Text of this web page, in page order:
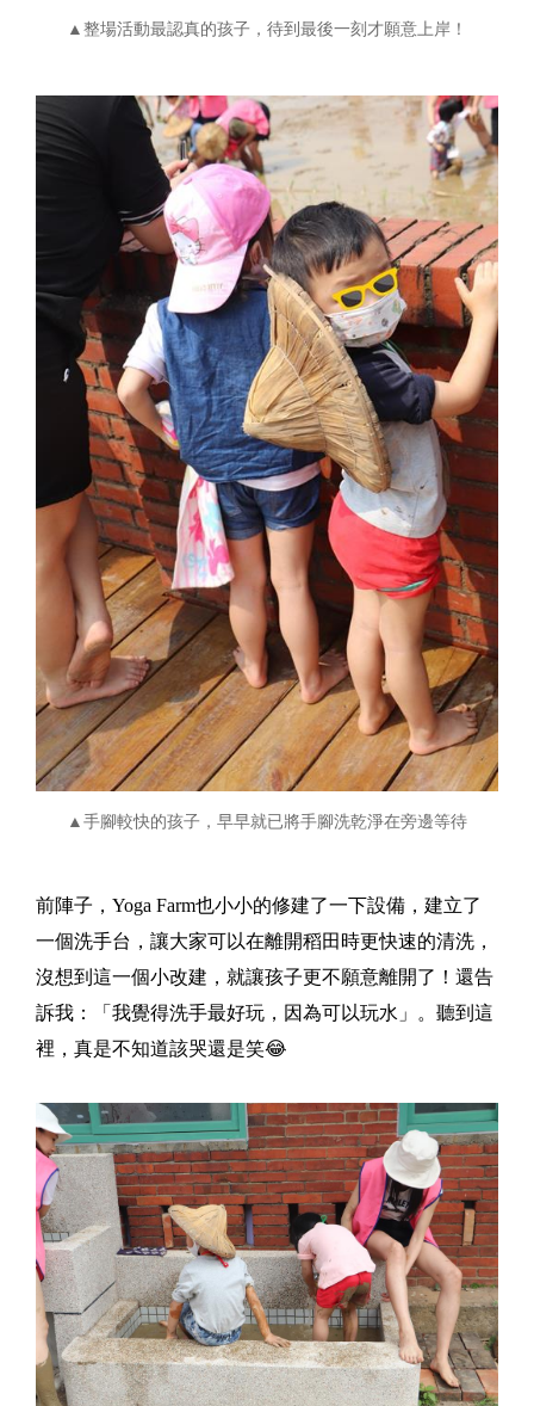
▲整場活動最認真的孩子，待到最後一刻才願意上岸！
▲手腳較快的孩子，早早就已將手腳洗乾淨在旁邊等待
前陣子，Yoga Farm也小小的修建了一下設備，建立了
一個洗手台，讓大家可以在離開稻田時更快速的清洗，
沒想到這一個小改建，就讓孩子更不願意離開了！還告
訴我：「我覺得洗手最好玩，因為可以玩水」。聽到這
裡，真是不知道該哭還是笑😂